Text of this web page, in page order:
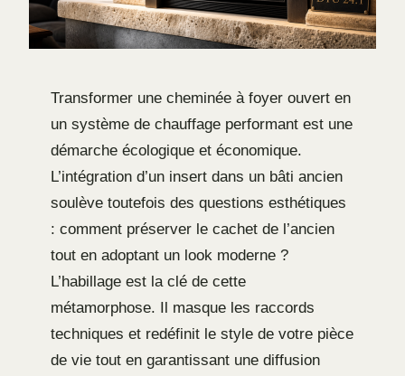
Transformer une cheminée à foyer ouvert en
un système de chauffage performant est une
démarche écologique et économique.
L’intégration d’un insert dans un bâti ancien
soulève toutefois des questions esthétiques
: comment préserver le cachet de l’ancien
tout en adoptant un look moderne ?
L’habillage est la clé de cette
métamorphose. Il masque les raccords
techniques et redéfinit le style de votre pièce
de vie tout en garantissant une diffusion